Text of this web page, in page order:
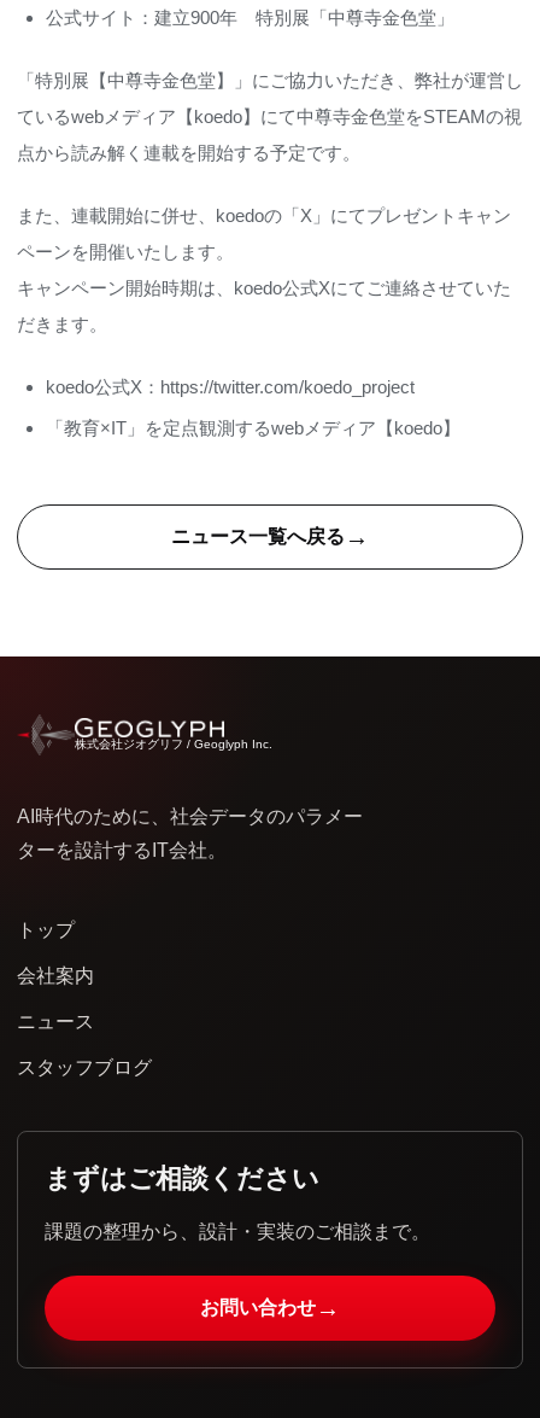
公式サイト： 建立900年 特別展「中尊寺金色堂」
「特別展【中尊寺金色堂】」にご協力いただき、弊社が運営し
ているwebメディア【koedo】にて中尊寺金色堂をSTEAMの視
点から読み解く連載を開始する予定です。
また、連載開始に併せ、koedoの「X」にてプレゼントキャン
ペーンを開催いたします。
キャンペーン開始時期は、koedo公式Xにてご連絡させていた
だきます。
koedo公式X： https://twitter.com/koedo_project
「教育×IT」を定点観測するwebメディア【koedo】
ニュース一覧へ戻る →
株式会社ジオグリフ / Geoglyph Inc.
AI時代のために、社会データのパラメー
ターを設計するIT会社。
トップ
会社案内
ニュース
スタッフブログ
まずはご相談ください
課題の整理から、設計・実装のご相談まで。
お問い合わせ →